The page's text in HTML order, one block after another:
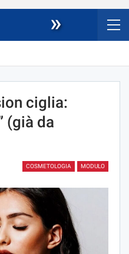
»
ciglia:
(già da
COSMETOLOGIA MODULO